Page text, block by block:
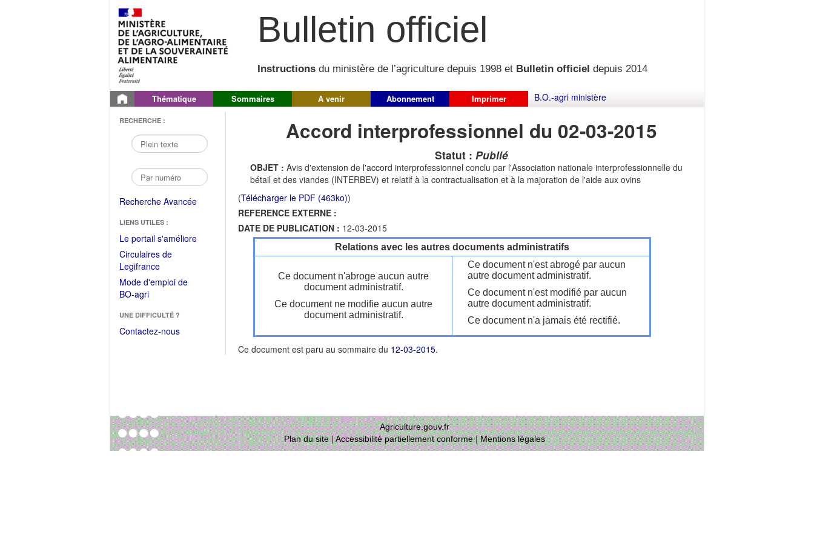
Bulletin officiel
Instructions du ministère de l’agriculture depuis 1998 et Bulletin officiel depuis 2014
Thématique Sommaires A venir Abonnement Imprimer B.O.-agri ministère
RECHERCHE :
Recherche Avancée
LIENS UTILES :
Le portail s'améliore(Fichier
Circulaires de
Legifrance(Ouvrir
dans
une
fenêtre)
Mode d'emploi de
BO-agri(Ouvrir
une
nouvelle
UNE DIFFICULTÉ ?
Contactez-nous
Accord interprofessionnel du 02-03-2015
Statut : Publié
OBJET : Avis d'extension de l'accord interprofessionnel conclu par l'Association nationale interprofessionnelle du
bétail et des viandes (INTERBEV) et relatif à la contractualisation et à la majoration de l'aide aux ovins
(Télécharger le PDF (463ko))
REFERENCE EXTERNE :
DATE DE PUBLICATION : 12-03-2015
Relations avec les autres documents administratifs
Ce document n'abroge aucun autre
document administratif.
Ce document ne modifie aucun autre
document administratif.
Ce document n'est abrogé par aucun
autre document administratif.
Ce document n'est modifié par aucun
autre document administratif.
Ce document n'a jamais été rectifié.
Ce document est paru au sommaire du 12-03-2015.
Agriculture.gouv.fr
Plan du site|Accessibilité partiellement conforme|Mentions légales